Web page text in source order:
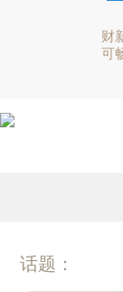
财
可
话题：